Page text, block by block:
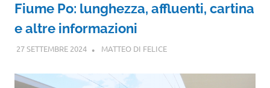
Fiume Po: lunghezza, affluenti, cartina
e altre informazioni
27 SETTEMBRE 2024 MATTEO DI FELICE